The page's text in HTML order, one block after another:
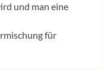
und man eine
für